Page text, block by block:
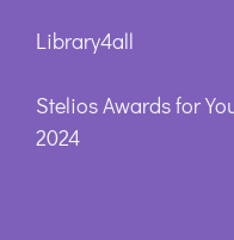
Library4all
Stelios Awards for
2024